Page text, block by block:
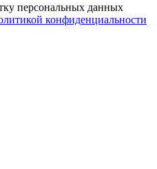
персональных данных
конфиденциальности